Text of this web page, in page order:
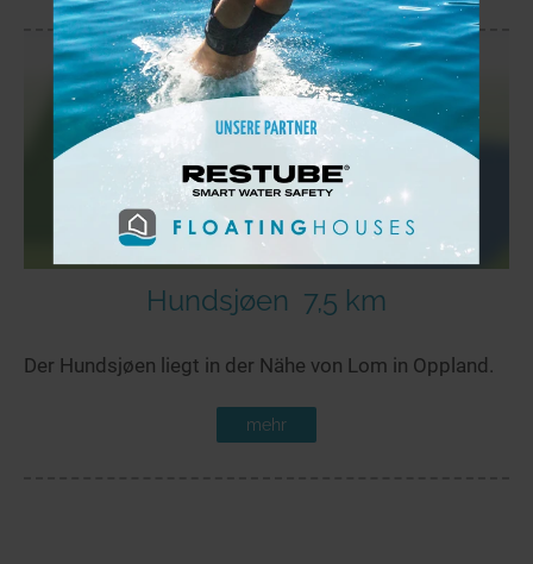
Hundsjøen 7,5 km
Der Hundsjøen liegt in der Nähe von Lom in Oppland.
mehr